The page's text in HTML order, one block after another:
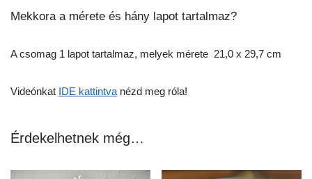
Mekkora a mérete és hány lapot tartalmaz?
A csomag 1 lapot tartalmaz, melyek mérete 21,0 x 29,7 cm
Videónkat IDE kattintva nézd meg róla!
Érdekelhetnek még…